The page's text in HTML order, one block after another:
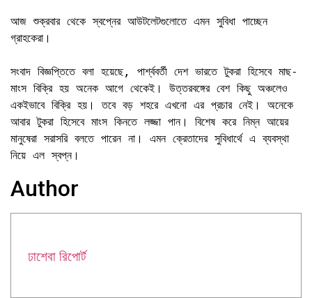
আজ শুক্রবার থেকে স্বপ্নের আউটলেটগুলোতে এমন সুবিধা পাচ্ছেন
গ্রাহকেরা।
সংবাদ বিজ্ঞপ্তিতে বলা হয়েছে, পার্শ্ববর্তী দেশ ভারতে টুকরা হিসেবে মাছ-
মাংস বিক্রি হয় অনেক আগে থেকেই। উত্তরবঙ্গের বেশ কিছু অঞ্চলেও
একইভাবে বিক্রি হয়। তবে বড় শহরে এখনো এর প্রচার নেই। অনেকে
আবার টুকরা হিসেবে মাংস কিনতে লজ্জা পান। বিশেষ করে নিম্ন আয়ের
মানুষেরা সরাসরি বলতে পারেন না। এমন ক্রেতাদের সুবিধার্থে এ ব্যবস্থা
নিয়ে এল স্বপ্ন।
Author
ঢাশেবা রিপোর্ট